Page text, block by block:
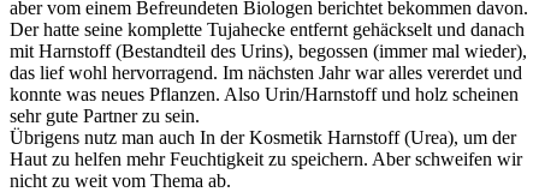
aber vom einem Befreundeten Biologen berichtet bekommen davon.
Der hatte seine komplette Tujahecke entfernt gehäckselt und danach
mit Harnstoff (Bestandteil des Urins), begossen (immer mal wieder),
das lief wohl hervorragend. Im nächsten Jahr war alles vererdet und
konnte was neues Pflanzen. Also Urin/Harnstoff und holz scheinen
sehr gute Partner zu sein.
Übrigens nutz man auch In der Kosmetik Harnstoff (Urea), um der
Haut zu helfen mehr Feuchtigkeit zu speichern. Aber schweifen wir
nicht zu weit vom Thema ab.